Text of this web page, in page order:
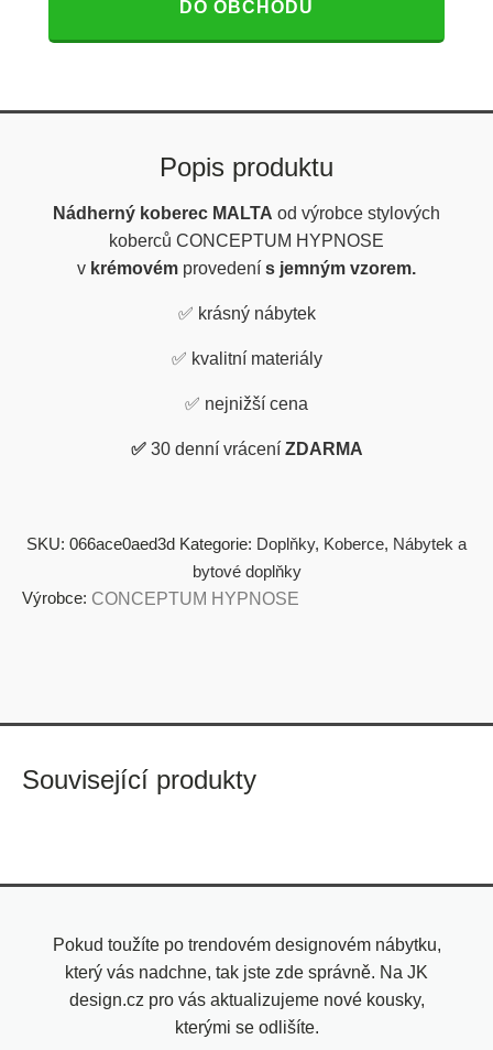
DO OBCHODU
Popis produktu
Nádherný koberec MALTA od výrobce stylových
koberců CONCEPTUM HYPNOSE
v krémovém provedení s jemným vzorem.
✅ krásný nábytek
✅ kvalitní materiály
✅ nejnižší cena
✅ 30 denní vrácení ZDARMA
SKU: 066ace0aed3d Kategorie: Doplňky, Koberce, Nábytek a
bytové doplňky
Výrobce: CONCEPTUM HYPNOSE
Související produkty
Pokud toužíte po trendovém designovém nábytku,
který vás nadchne, tak jste zde správně. Na JK
design.cz pro vás aktualizujeme nové kousky,
kterými se odlišíte.